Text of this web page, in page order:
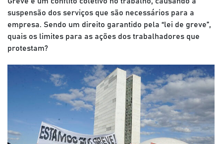
suspensão dos serviços que são necessários para a
empresa. Sendo um direito garantido pela “lei de greve”,
quais os limites para as ações dos trabalhadores que
protestam?